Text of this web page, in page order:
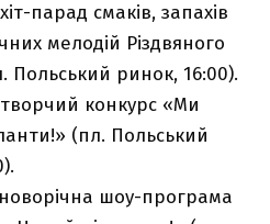
парад смаків, запахів
мелодій Різдвяного
Польський ринок, 16:00).
конкурс «Ми
(пл. Польський
шоу-програма